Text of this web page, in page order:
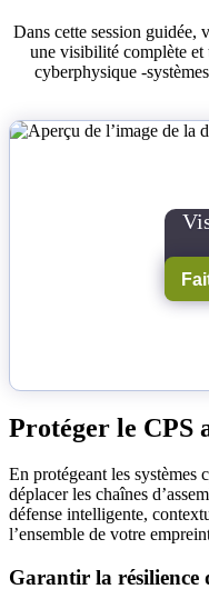
Dans cette session
une visibilité complète
cyberphysique -
Protéger le CPS
En protégeant les
déplacer les chaînes
défense intelligente,
l’ensemble de votre
Garantir la résilience